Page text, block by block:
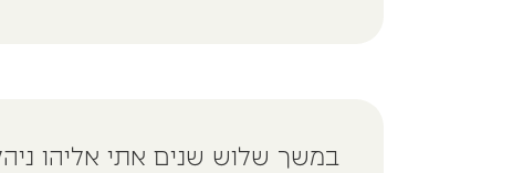
במשך שלוש שנים אתי אליהו